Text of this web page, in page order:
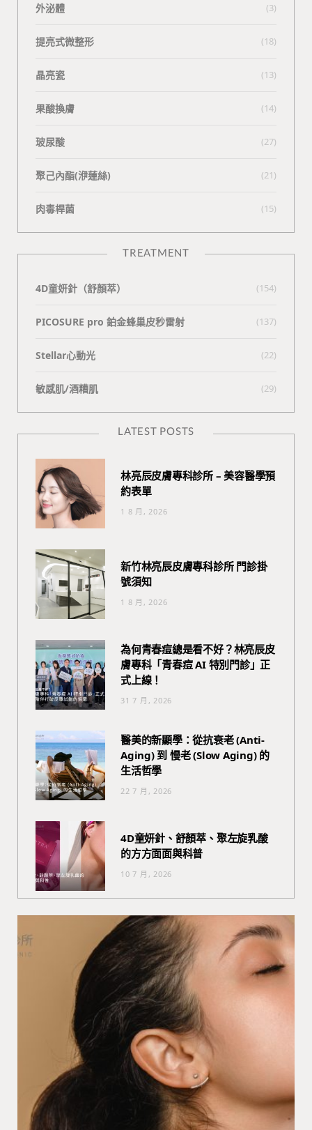
外泌體 (3)
提亮式微整形 (18)
晶亮瓷 (13)
果酸換膚 (14)
玻尿酸 (27)
聚己內酯(洢蓮絲) (21)
肉毒桿菌 (15)
TREATMENT
4D童妍針（舒顏萃） (154)
PICOSURE pro 鉑金蜂巢皮秒雷射 (137)
Stellar心動光 (22)
敏感肌/酒糟肌 (29)
LATEST POSTS
林亮辰皮膚專科診所 – 美容醫學預
約表單
1 8 月, 2026
新竹林亮辰皮膚專科診所 門診掛
號須知
1 8 月, 2026
為何青春痘總是看不好？林亮辰皮
膚專科「青春痘 AI 特別門診」正
式上線！
31 7 月, 2026
醫美的新顯學：從抗衰老 (Anti-
Aging) 到 慢老 (Slow Aging) 的
生活哲學
22 7 月, 2026
4D童妍針、舒顏萃、聚左旋乳酸
的方方面面與科普
10 7 月, 2026